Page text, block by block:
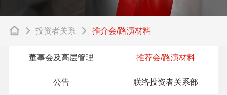
投资者关系 推介会/路演材料
董事会及高层管理 推荐会/路演材料
公告 联络投资者关系部